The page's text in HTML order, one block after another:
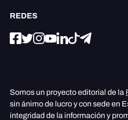
REDES
Somos un proyecto editorial de la
sin ánimo de lucro y con sede en
integridad de la información y